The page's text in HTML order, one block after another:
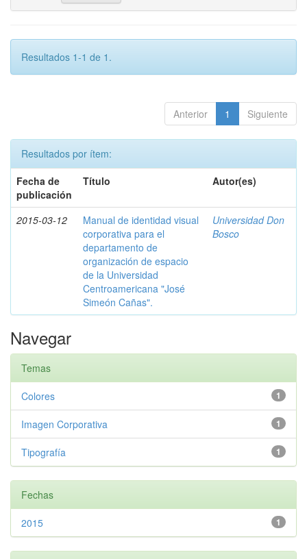
Resultados 1-1 de 1.
Anterior 1 Siguiente
Resultados por ítem:
Fecha de
publicación
Título Autor(es)
2015-03-12
Manual de identidad visual
corporativa para el
departamento de
organización de espacio
de la Universidad
Centroamericana "José
Simeón Cañas".
Universidad Don
Bosco
Navegar
Temas
1
Colores
1
Imagen Corporativa
1
Tipografía
Fechas
1
2015